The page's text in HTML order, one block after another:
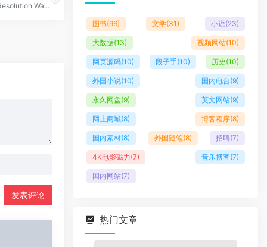
HD/4K/5K Resolution Wallpapers/Backgrounds
发表评论
图书(96) 文学(31) 小说(23)
大数据(13) 视频网站(10)
网页源码(10) 段子手(10) 历史 (10)
外国小说(10) 国内电台(9)
永久网盘(9) 英文网站(9)
网上商城(8) 博客程序(8)
国内素材(8) 外国随笔(8) 招聘(7)
4K电影磁力(7) 音乐博客(7)
国内网站(7)
热门文章